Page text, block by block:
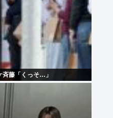
斉藤「くっそ…」